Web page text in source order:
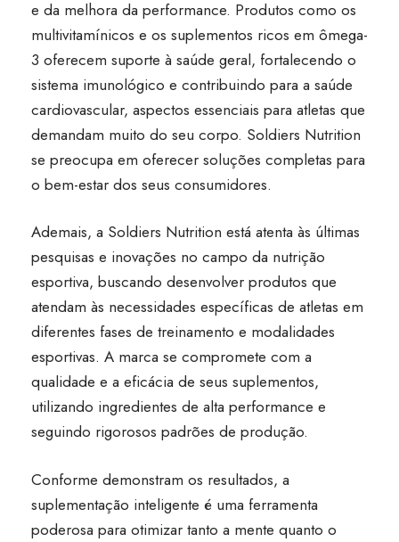
e da melhora da performance. Produtos como os
multivitamínicos e os suplementos ricos em ômega-
3 oferecem suporte à saúde geral, fortalecendo o
sistema imunológico e contribuindo para a saúde
cardiovascular, aspectos essenciais para atletas que
demandam muito do seu corpo. Soldiers Nutrition
se preocupa em oferecer soluções completas para
o bem-estar dos seus consumidores.
Ademais, a Soldiers Nutrition está atenta às últimas
pesquisas e inovações no campo da nutrição
esportiva, buscando desenvolver produtos que
atendam às necessidades específicas de atletas em
diferentes fases de treinamento e modalidades
esportivas. A marca se compromete com a
qualidade e a eficácia de seus suplementos,
utilizando ingredientes de alta performance e
seguindo rigorosos padrões de produção.
Conforme demonstram os resultados, a
suplementação inteligente é uma ferramenta
poderosa para otimizar tanto a mente quanto o